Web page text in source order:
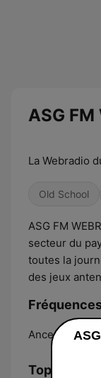
ASG FM
La Webradio
Old School
ASG FM
secteur du
toutes la
des jeux
Ancenis:
Top titres